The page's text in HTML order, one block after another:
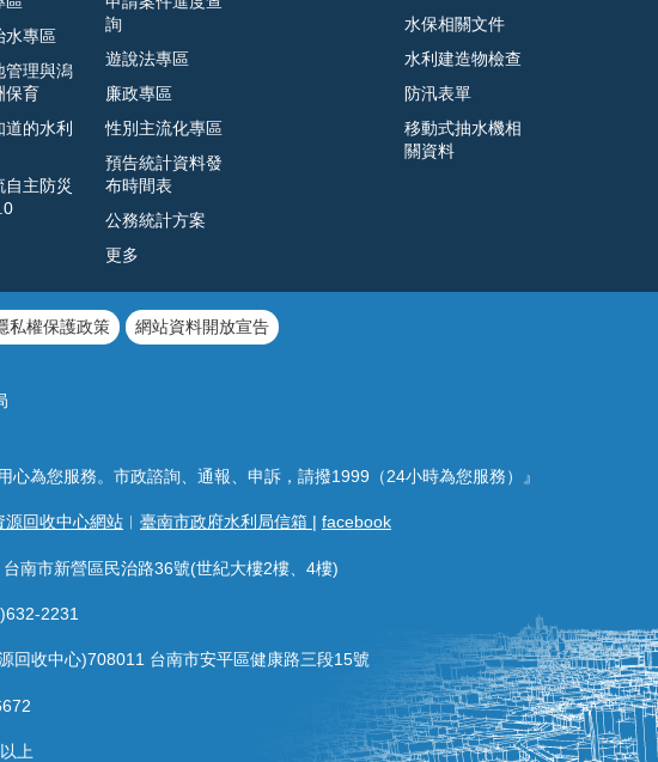
水專區
管理與潟
保育
道的水利
自主防災
詢
遊說法專區
廉政專區
性別主流化專區
預告統計資料發
布時間表
公務統計方案
更多
水保相關文件
水利建造物檢查
防汛表單
移動式抽水機相
關資料
私權保護政策
網站資料開放宣告
心為您服務。市政諮詢、通報、申訴，請撥1999（24小時為您服務）』
源回收中心網站 ︱ 臺南市政府水利局信箱 | facebook
南市新營區民治路36號(世紀大樓2樓、4樓)
2231
回收中心)708011 台南市安平區健康路三段15號
上